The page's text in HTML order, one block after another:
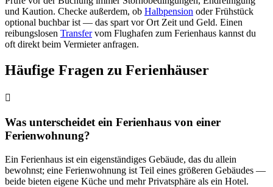
und Kaution. Checke außerdem, ob Halbpension oder Frühstück
optional buchbar ist — das spart vor Ort Zeit und Geld. Einen
reibungslosen Transfervom Flughafen zum Ferienhaus kannst du
oft direkt beim Vermieter anfragen.
Häufige Fragen zu Ferienhäuser
Was unterscheidet ein Ferienhaus von einer
Ferienwohnung?
Ein Ferienhaus ist ein eigenständiges Gebäude, das du allein
bewohnst; eine Ferienwohnung ist Teil eines größeren Gebäudes —
beide bieten eigene Küche und mehr Privatsphäre als ein Hotel.